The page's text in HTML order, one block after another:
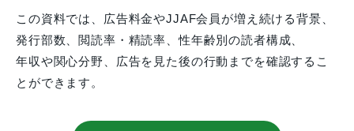
この資料では、広告料金やJJAF会員が増え続ける背景、
発行部数、閲読率・精読率、性年齢別の読者構成、
年収や関心分野、広告を見た後の行動までを確認するこ
とができます。